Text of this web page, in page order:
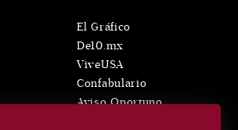
El Gráfico
De10.mx
ViveUSA
Confabulario
Aviso Oportuno